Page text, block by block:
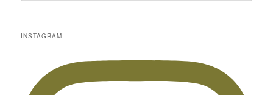
INSTAGRAM